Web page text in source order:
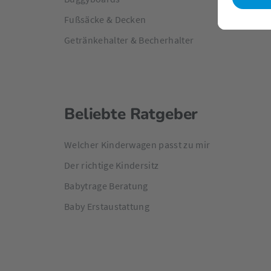
Fußsäcke & Decken
Getränkehalter & Becherhalter
Beliebte Ratgeber
Welcher Kinderwagen passt zu mir
Der richtige Kindersitz
Babytrage Beratung
Baby Erstaustattung